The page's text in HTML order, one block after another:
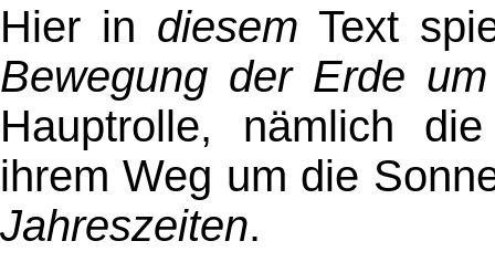
Hier in diesem Text
Bewegung der Erde
Hauptrolle, nämlich
ihrem Weg um die
Jahreszeiten.